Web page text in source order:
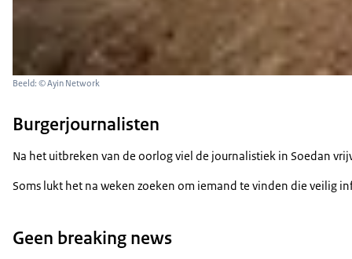
Beeld: © Ayin Network
Burgerjournalisten
Na het uitbreken van de oorlog viel de journalistiek in Soedan
Soms lukt het na weken zoeken om iemand te vinden die veilig
Geen breaking news